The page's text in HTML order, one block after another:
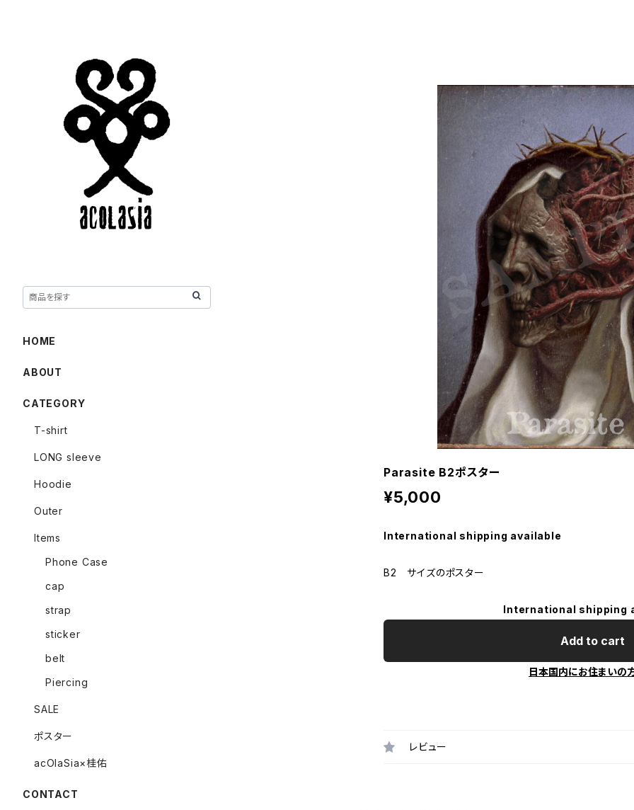
Parasite B2ポスター
¥5,000
International shipping available
B2 サイズのポスター
International shipping
Add to cart
日本国内にお住まいの
レビュー
HOME
ABOUT
CATEGORY
T-shirt
LONG sleeve
Hoodie
Outer
Items
Phone Case
cap
strap
sticker
belt
Piercing
SALE
ポスター
acOlaSia×桂佑
CONTACT